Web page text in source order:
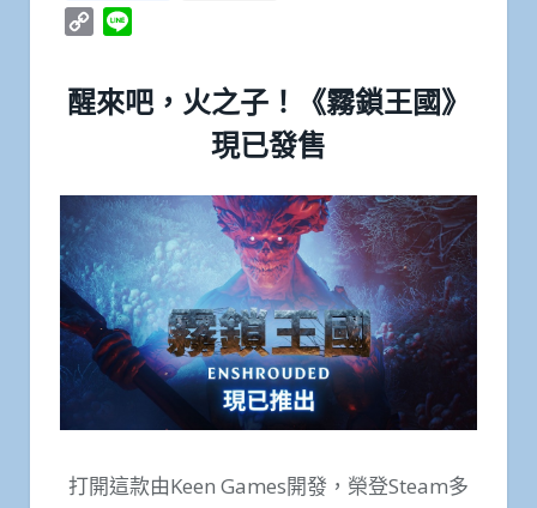
Copy
醒來吧，火之子！《霧鎖王國》
現已發售
打開這款由Keen Games開發，榮登Steam多